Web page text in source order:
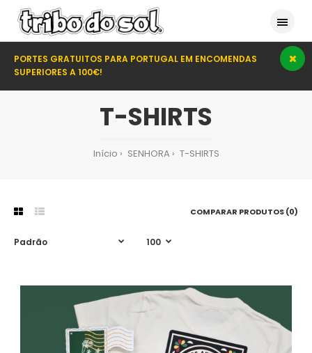
PORTES GRATUITOS PARA PORTUGAL EM ENCOMENDAS
SUPERIORES A 100€!
T-SHIRTS
Início SENHORA T-SHIRTS
COMPARAR PRODUTOS (0)